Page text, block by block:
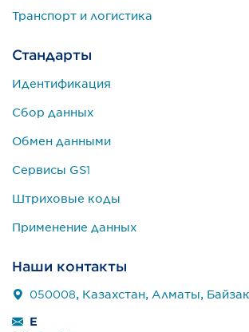
Транспорт и логистика
Стандарты
Идентификация
Сбор данных
Обмен данными
Сервисы GS1
Штриховые коды
Применение данных
Наши контакты
050008, Казахстан, Алматы,
E